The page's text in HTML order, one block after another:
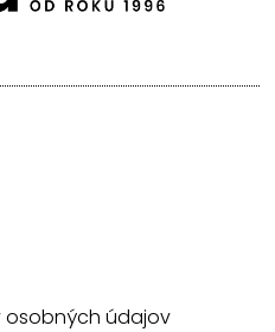
osobných údajov